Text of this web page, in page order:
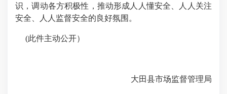
识，调动各方积极性，推动形成人人懂安全、人人关注
安全、人人监督安全的良好氛围。
(此件主动公开）
大田县市场监督管理局